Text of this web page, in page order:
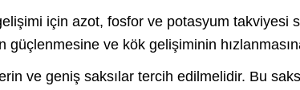
için azot, fosfor ve potasyum
güçlenmesine ve kök gelişiminin
ve geniş saksılar tercih edilmelidir. Bu